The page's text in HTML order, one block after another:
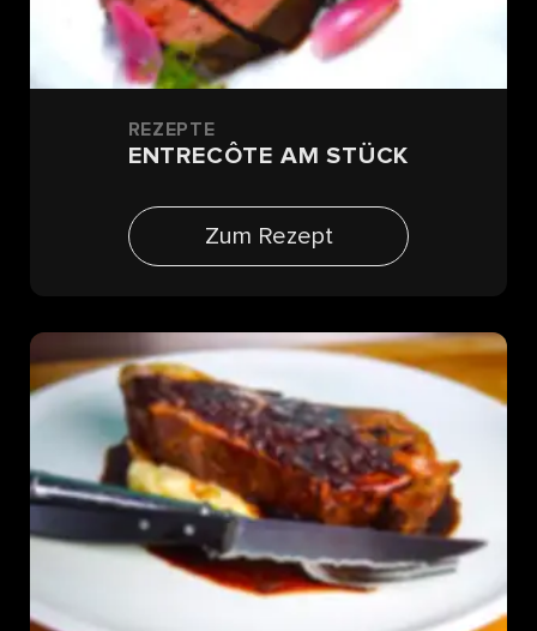
REZEPTE
ENTRECÔTE AM STÜCK
Zum Rezept